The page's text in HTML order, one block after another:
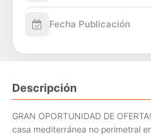
Fecha Publicación
Descripción
GRAN OPORTUNIDAD DE
casa mediterránea no perimetral